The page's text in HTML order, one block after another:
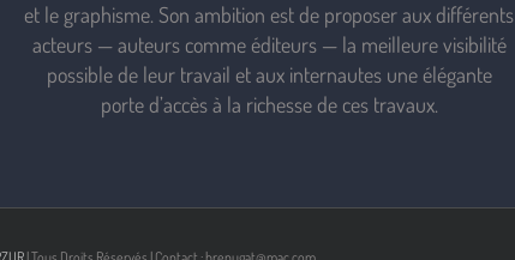
et le graphisme. Son ambition est de proposer aux différents
acteurs — auteurs comme éditeurs — la meilleure visibilité
possible de leur travail et aux internautes une élégante
porte d’accès à la richesse de ces travaux.